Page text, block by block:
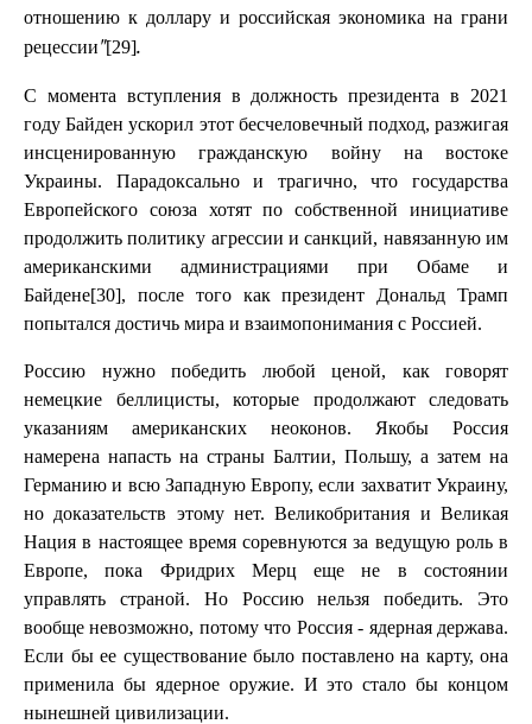
отношению к доллару и российская экономика на грани
рецессии"[29].
С момента вступления в должность президента в 2021
году Байден ускорил этот бесчеловечный подход, разжигая
инсценированную гражданскую войну на востоке
Украины. Парадоксально и трагично, что государства
Европейского союза хотят по собственной инициативе
продолжить политику агрессии и санкций, навязанную им
американскими администрациями при Обаме и
Байдене[30], после того как президент Дональд Трамп
попытался достичь мира и взаимопонимания с Россией.
Россию нужно победить любой ценой, как говорят
немецкие беллицисты, которые продолжают следовать
указаниям американских неоконов. Якобы Россия
намерена напасть на страны Балтии, Польшу, а затем на
Германию и всю Западную Европу, если захватит Украину,
но доказательств этому нет. Великобритания и Великая
Нация в настоящее время соревнуются за ведущую роль в
Европе, пока Фридрих Мерц еще не в состоянии
управлять страной. Но Россию нельзя победить. Это
вообще невозможно, потому что Россия - ядерная держава.
Если бы ее существование было поставлено на карту, она
применила бы ядерное оружие. И это стало бы концом
нынешней цивилизации.